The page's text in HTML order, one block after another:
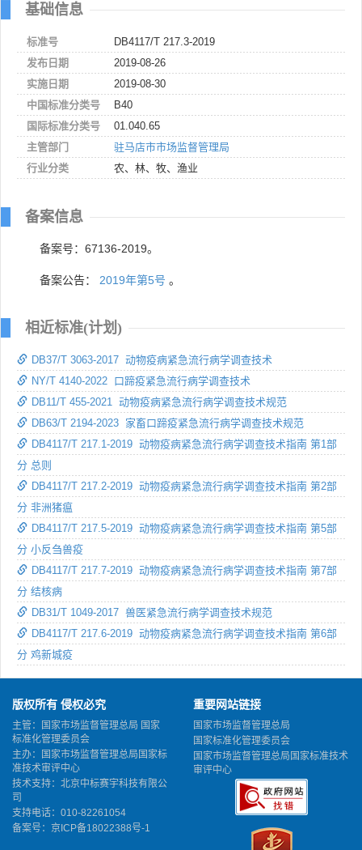
基础信息
标准号
DB4117/T 217.3-2019
发布日期
2019-08-26
实施日期
2019-08-30
中国标准分类号
B40
国际标准分类号
01.040.65
主管部门
驻马店市市场监督管理局
行业分类
农、林、牧、渔业
备案信息
备案号：67136-2019。
备案公告： 2019年第5号 。
相近标准(计划)
DB37/T 3063-2017 动物疫病紧急流行病学调查技术
NY/T 4140-2022 口蹄疫紧急流行病学调查技术
DB11/T 455-2021 动物疫病紧急流行病学调查技术规范
DB63/T 2194-2023 家畜口蹄疫紧急流行病学调查技术规范
DB4117/T 217.1-2019 动物疫病紧急流行病学调查技术指南 第1部
分 总则
DB4117/T 217.2-2019 动物疫病紧急流行病学调查技术指南 第2部
分 非洲猪瘟
DB4117/T 217.5-2019 动物疫病紧急流行病学调查技术指南 第5部
分 小反刍兽疫
DB4117/T 217.7-2019 动物疫病紧急流行病学调查技术指南 第7部
分 结核病
DB31/T 1049-2017 兽医紧急流行病学调查技术规范
DB4117/T 217.6-2019 动物疫病紧急流行病学调查技术指南 第6部
分 鸡新城疫
版权所有 侵权必究
主管：国家市场监督管理总局 国家
标准化管理委员会
主办：国家市场监督管理总局国家标
准技术审评中心
技术支持：北京中标赛宇科技有限公
司
支持电话：010-82261054
备案号： 京ICP备18022388号-1
重要网站链接
国家市场监督管理总局
国家标准化管理委员会
国家市场监督管理总局国家标准技术
审评中心